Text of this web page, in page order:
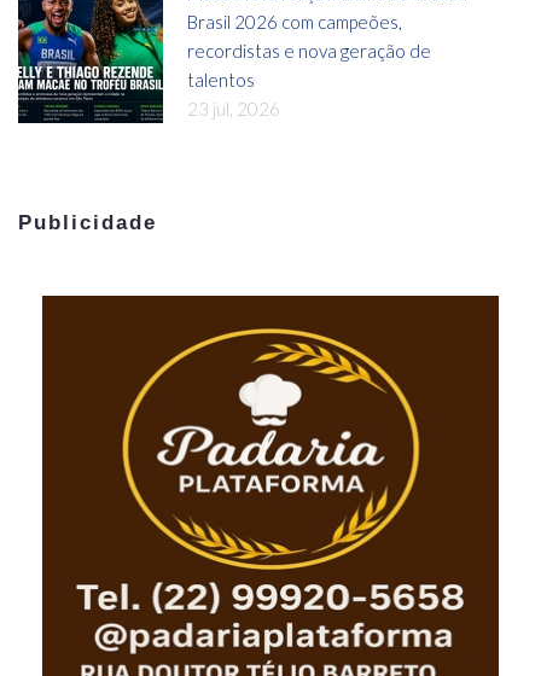
Brasil 2026 com campeões,
recordistas e nova geração de
talentos
23 jul, 2026
Publicidade